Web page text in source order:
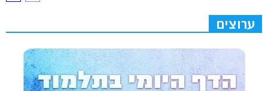
ערוצים